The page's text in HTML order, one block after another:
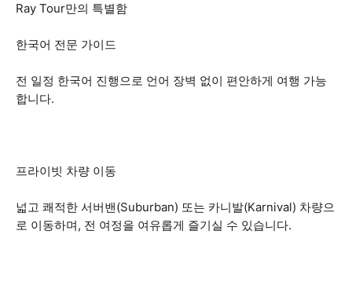
Ray Tour만의 특별함
한국어 전문 가이드
전 일정 한국어 진행으로 언어 장벽 없이 편안하게 여행 가능
합니다.
프라이빗 차량 이동
넓고 쾌적한 서버밴(Suburban) 또는 카니발(Karnival) 차량으
로 이동하며, 전 여정을 여유롭게 즐기실 수 있습니다.